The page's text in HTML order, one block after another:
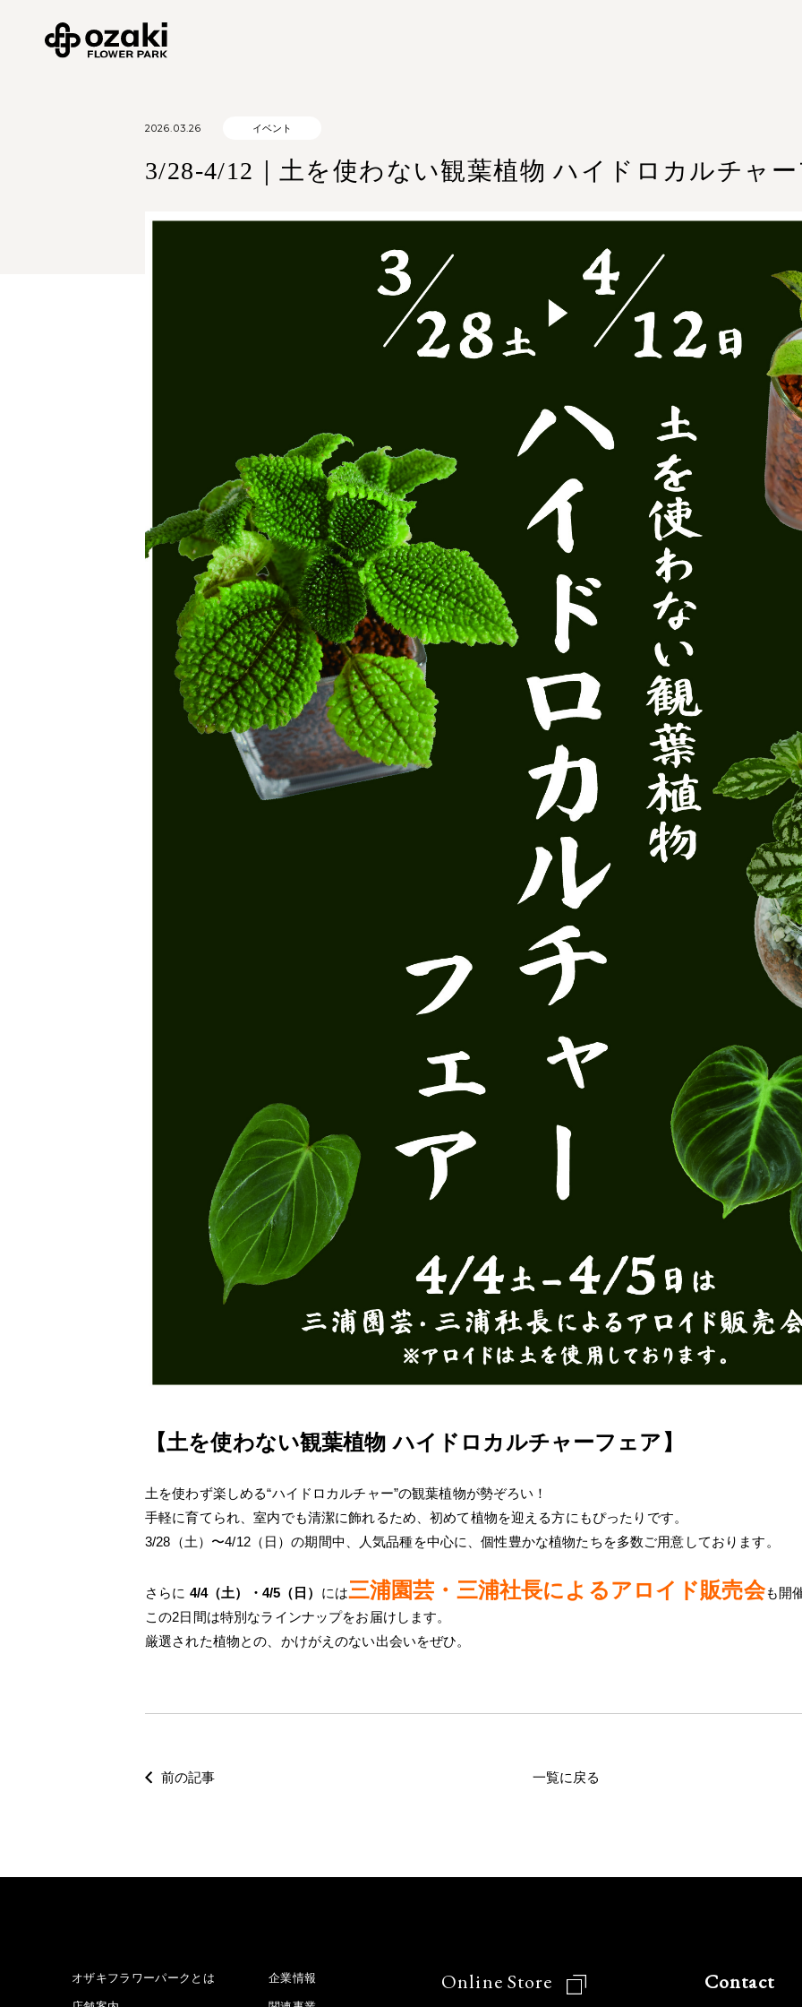
2026.03.26 イベント
3/28-4/12｜土を使わない観葉植物 ハイドロカルチャ
【土を使わない観葉植物 ハイドロカルチャーフェア】
土を使わず楽しめる“ハイドロカルチャー”の観葉植物が勢ぞろい！
手軽に育てられ、室内でも清潔に飾れるため、初めて植物を迎える方にもぴったりです。
3/28（土）〜4/12（日）の期間中、人気品種を中心に、個性豊かな植物たちを多数ご用意しております。
さらに 4/4（土）・4/5（日） には三浦園芸・三浦社長によるアロイド販売会も開
この2日間は特別なラインナップをお届けします。
厳選された植物との、かけがえのない出会いをぜひ。
前の記事 一覧に戻る
オザキフラワーパークとは 企業情報 Online Store Contact